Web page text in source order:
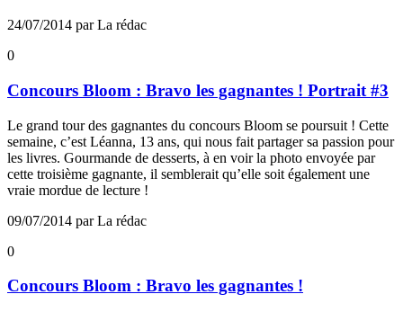
24/07/2014 par La rédac
0
Concours Bloom : Bravo les gagnantes ! Portrait #3
Le grand tour des gagnantes du concours Bloom se poursuit ! Cette
semaine, c’est Léanna, 13 ans, qui nous fait partager sa passion pour
les livres. Gourmande de desserts, à en voir la photo envoyée par
cette troisième gagnante, il semblerait qu’elle soit également une
vraie mordue de lecture !
09/07/2014 par La rédac
0
Concours Bloom : Bravo les gagnantes !